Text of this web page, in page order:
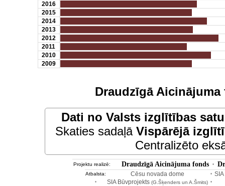
2016
2015
2014
2013
2012
2011
2010
2009
Draudzīgā
Dati no Valsts izglītības
Skaties sadaļā Vispārējā
Centralizēto
Projektu realizē: Draudzīgā Aicinājuma fonds •
Atbalsta: Cēsu novada dome •
• SIA Būvprojekts (G.Šķenders un A.Šmits) •